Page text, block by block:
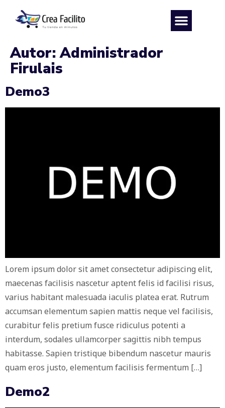
Autor:Administrador
Firulais
Demo3
Lorem ipsum dolor sit amet consectetur adipiscing elit,
maecenas facilisis nascetur aptent felis id facilisi risus,
varius habitant malesuada iaculis platea erat. Rutrum
accumsan elementum sapien mattis neque vel facilisis,
curabitur felis pretium fusce ridiculus potenti a
interdum, sodales ullamcorper sagittis nibh tempus
habitasse. Sapien tristique bibendum nascetur mauris
quam eros justo, elementum facilisis fermentum […]
Demo2